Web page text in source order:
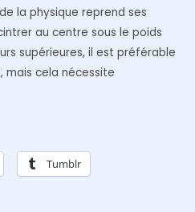
la physique reprend ses
au centre sous le poids
supérieures, il est préférable
mais cela nécessite
Tumblr